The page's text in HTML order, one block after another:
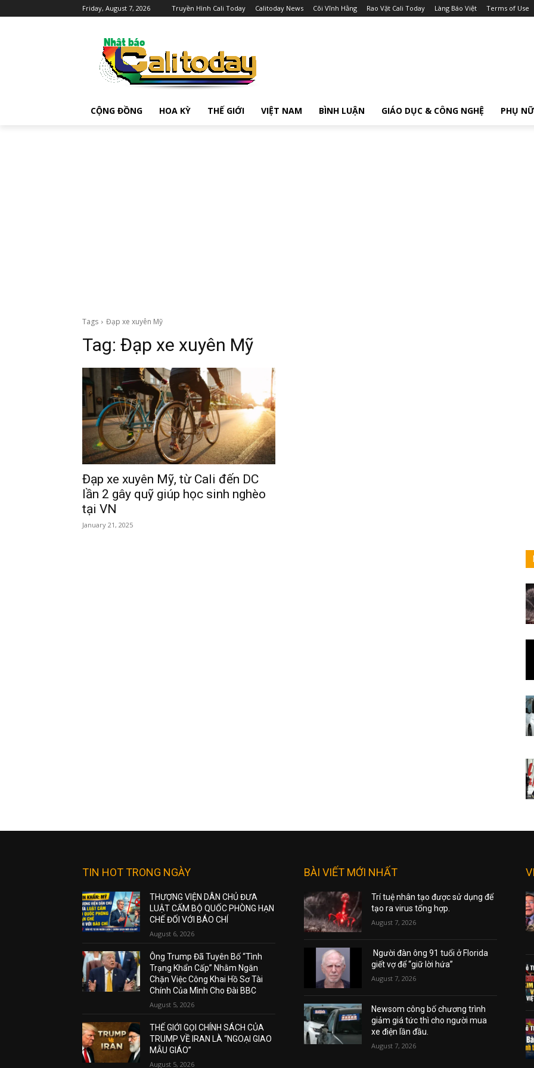
Friday, August 7, 2026 Truyền Hình Cali Today Calitoday News Cõi Vĩnh Hằng Rao Vặt Cali Today Làng Báo Việt Terms of Use
CỘNG ĐỒNG HOA KỲ THẾ GIỚI VIỆT NAM BÌNH LUẬN GIÁO DỤC & CÔNG NGHỆ PHỤ NỮ
Tags Đạp xe xuyên Mỹ
Tag: Đạp xe xuyên Mỹ
Đạp xe xuyên Mỹ, từ Cali đến DC
lần 2 gây quỹ giúp học sinh nghèo
tại VN
January 21, 2025
TIN HOT TRONG NGÀY
THƯỢNG VIỆN DÂN CHỦ ĐƯA
LUẬT CẤM BỘ QUỐC PHÒNG HẠN
CHẾ ĐỐI VỚI BÁO CHÍ
August 6, 2026
Ông Trump Đã Tuyên Bố “Tình
Trạng Khẩn Cấp” Nhằm Ngăn
Chặn Việc Công Khai Hồ Sơ Tài
Chính Của Mình Cho Đài BBC
August 5, 2026
THẾ GIỚI GỌI CHÍNH SÁCH CỦA
TRUMP VỀ IRAN LÀ “NGOẠI GIAO
MẪU GIÁO”
August 5, 2026
BÀI VIẾT MỚI NHẤT
Trí tuệ nhân tạo được sử dụng để
tạo ra virus tổng hợp.
August 7, 2026
Người đàn ông 91 tuổi ở Florida
giết vợ để “giữ lời hứa”
August 7, 2026
Newsom công bố chương trình
giảm giá tức thì cho người mua
xe điện lần đầu.
August 7, 2026